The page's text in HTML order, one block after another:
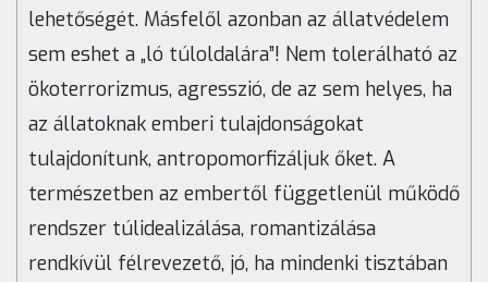
lehetőségét. Másfelől azonban az állatvédelem
sem eshet a „ló túloldalára”! Nem tolerálható az
ökoterrorizmus, agresszió, de az sem helyes, ha
az állatoknak emberi tulajdonságokat
tulajdonítunk, antropomorfizáljuk őket. A
természetben az embertől függetlenül működő
rendszer túlidealizálása, romantizálása
rendkívül félrevezető, jó, ha mindenki tisztában